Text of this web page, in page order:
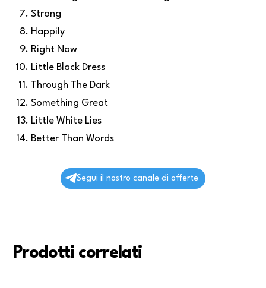
Strong
Happily
Right Now
Little Black Dress
Through The Dark
Something Great
Little White Lies
Better Than Words
Segui il nostro canale di offerte
Prodotti correlati